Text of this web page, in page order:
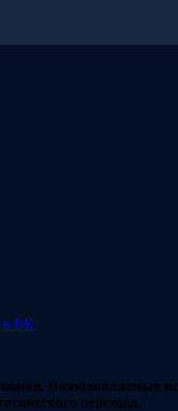
в ВК
Возобновляемые
перехода.